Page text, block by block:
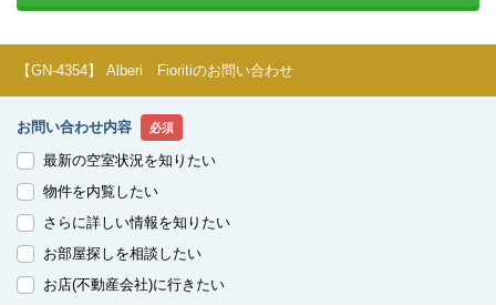
【GN-4354】 Alberi Fioritiのお問い合わせ
お問い合わせ内容 必須
最新の空室状況を知りたい
物件を内覧したい
さらに詳しい情報を知りたい
お部屋探しを相談したい
お店(不動産会社)に行きたい